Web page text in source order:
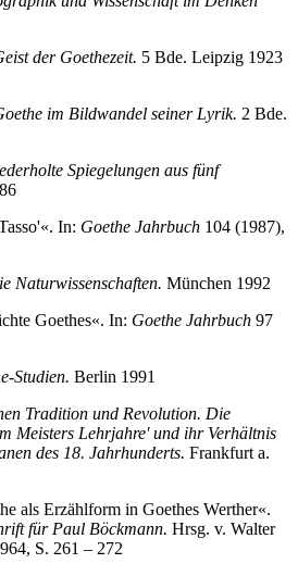
der Goethezeit. 5 Bde. Leipzig 1923
im Bildwandel seiner Lyrik. 2 Bde.
Spiegelungen aus fünf
In: Goethe Jahrbuch 104 (1987),
Naturwissenschaften. München 1992
Goethes«. In: Goethe Jahrbuch 97
Studien. Berlin 1991
Tradition und Revolution. Die
Meisters Lehrjahre' und ihr Verhältnis
des 18. Jahrhunderts. Frankfurt a.
als Erzählform in Goethes Werther«.
für Paul Böckmann. Hrsg. v. Walter
S. 261 – 272